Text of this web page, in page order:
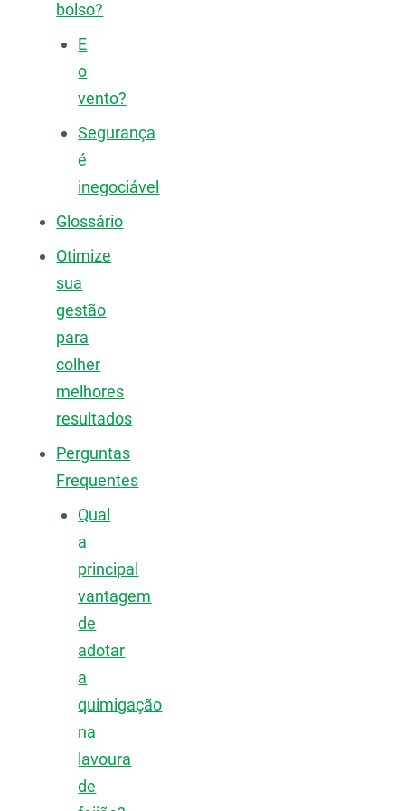
bolso?
E
o
vento?
Segurança
é
inegociável
Glossário
Otimize
sua
gestão
para
colher
melhores
resultados
Perguntas
Frequentes
Qual
a
principal
vantagem
de
adotar
a
quimigação
na
lavoura
de